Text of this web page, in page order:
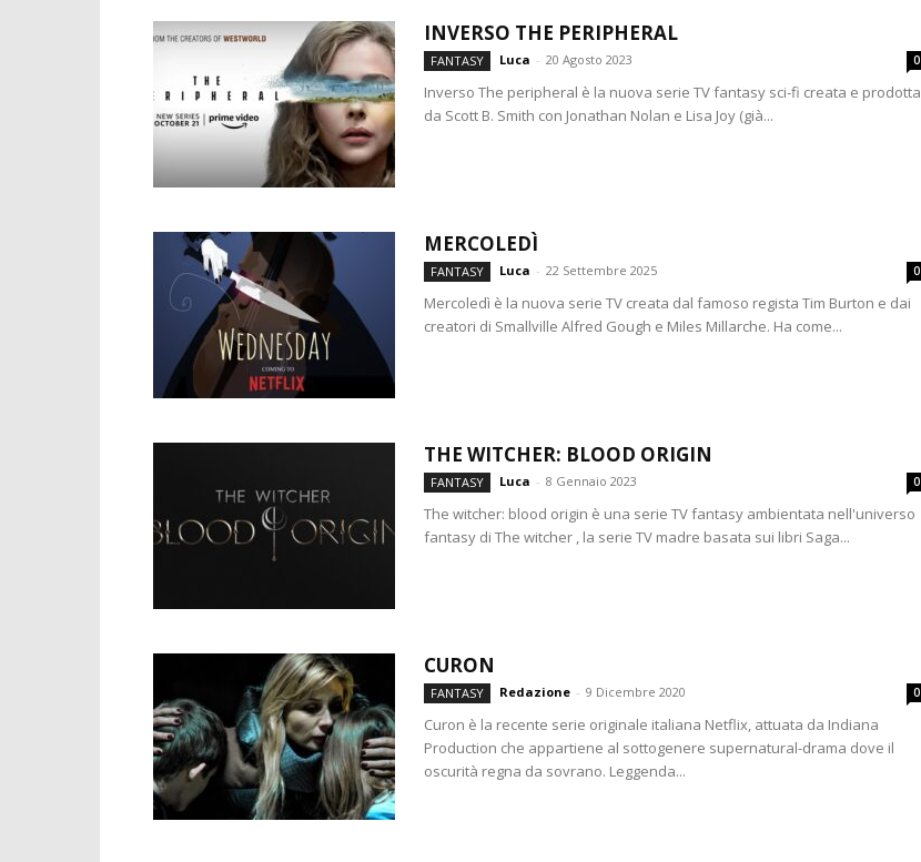
INVERSO THE PERIPHERAL
FANTASY Luca - 20 Agosto 2023 0
Inverso The peripheral è la nuova serie TV fantasy sci-fi creata e prodotta
da Scott B. Smith con Jonathan Nolan e Lisa Joy (già...
MERCOLEDÌ
FANTASY Luca - 22 Settembre 2025 0
Mercoledì è la nuova serie TV creata dal famoso regista Tim Burton e dai
creatori di Smallville Alfred Gough e Miles Millarche. Ha come...
THE WITCHER: BLOOD ORIGIN
FANTASY Luca - 8 Gennaio 2023 0
The witcher: blood origin è una serie TV fantasy ambientata nell'universo
fantasy di The witcher , la serie TV madre basata sui libri Saga...
CURON
FANTASY Redazione - 9 Dicembre 2020 0
Curon è la recente serie originale italiana Netflix, attuata da Indiana
Production che appartiene al sottogenere supernatural-drama dove il
oscurità regna da sovrano. Leggenda...